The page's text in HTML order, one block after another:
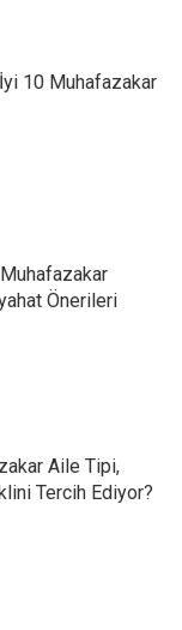
10 Muhafazakar
Önerileri
Aile Tipi,
Tercih Ediyor?